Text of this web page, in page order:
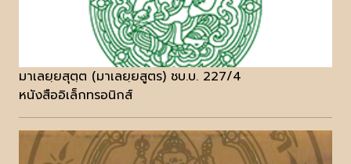
มาเลยฺยสุตฺต (มาเลยฺยสูตร) ชบ.บ. 227/4
หนังสืออิเล็กทรอนิกส์